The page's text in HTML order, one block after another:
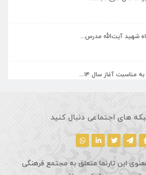
شهید آیت‌الله مدرس...
مناسبت آغاز سال ۱۴...
طلایی برای تزکیه نفس، ...
های اجتماعی دنبال کنید
این تارنما متعلق به مجتمع فرهنگی